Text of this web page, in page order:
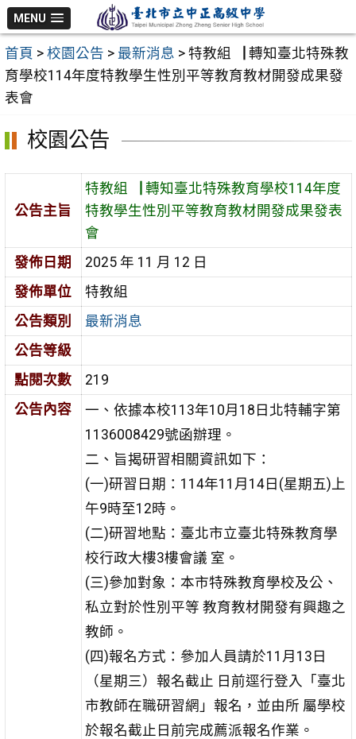
跳
至
主
要
內
MENU
首頁 > 校園公告 > 最新消息 > 特教組▕ 轉知臺北特殊教
育學校114年度特教學生性別平等教育教材開發成果發
表會
校園公告
公告主旨
特教組▕ 轉知臺北特殊教育學校114年度
特教學生性別平等教育教材開發成果發表
會
發佈日期
2025 年 11 月 12 日
發佈單位
特教組
公告類別
最新消息
公告等級
點閱次數
219
公告內容
一、依據本校113年10月18日北特輔字第
1136008429號函辦理。
二、旨揭研習相關資訊如下：
(一)研習日期：114年11月14日(星期五)上
午9時至12時。
(二)研習地點：臺北市立臺北特殊教育學
校行政大樓3樓會議 室。
(三)參加對象：本市特殊教育學校及公、
私立對於性別平等 教育教材開發有興趣之
教師。
(四)報名方式：參加人員請於11月13日
（星期三）報名截止 日前逕行登入「臺北
市教師在職研習網」報名，並由所 屬學校
於報名截止日前完成薦派報名作業。